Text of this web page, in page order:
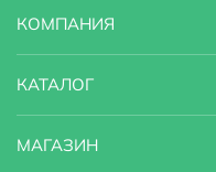
КОМПАНИЯ
КАТАЛОГ
МАГАЗИН